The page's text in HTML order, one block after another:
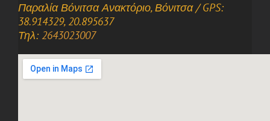
Παραλία Βόνιτσα Ανακτόριο, Βόνιτσα / GPS:
38.914329, 20.895637
Τηλ: 2643023007